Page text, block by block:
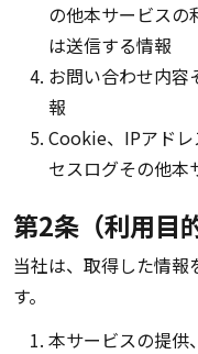
の他本サービスの
は送信する情報
お問い合わせ内容
報
Cookie、IPアドレ
セスログその他本
第2条（利用目的
当社は、取得した情報
す。
本サービスの提供